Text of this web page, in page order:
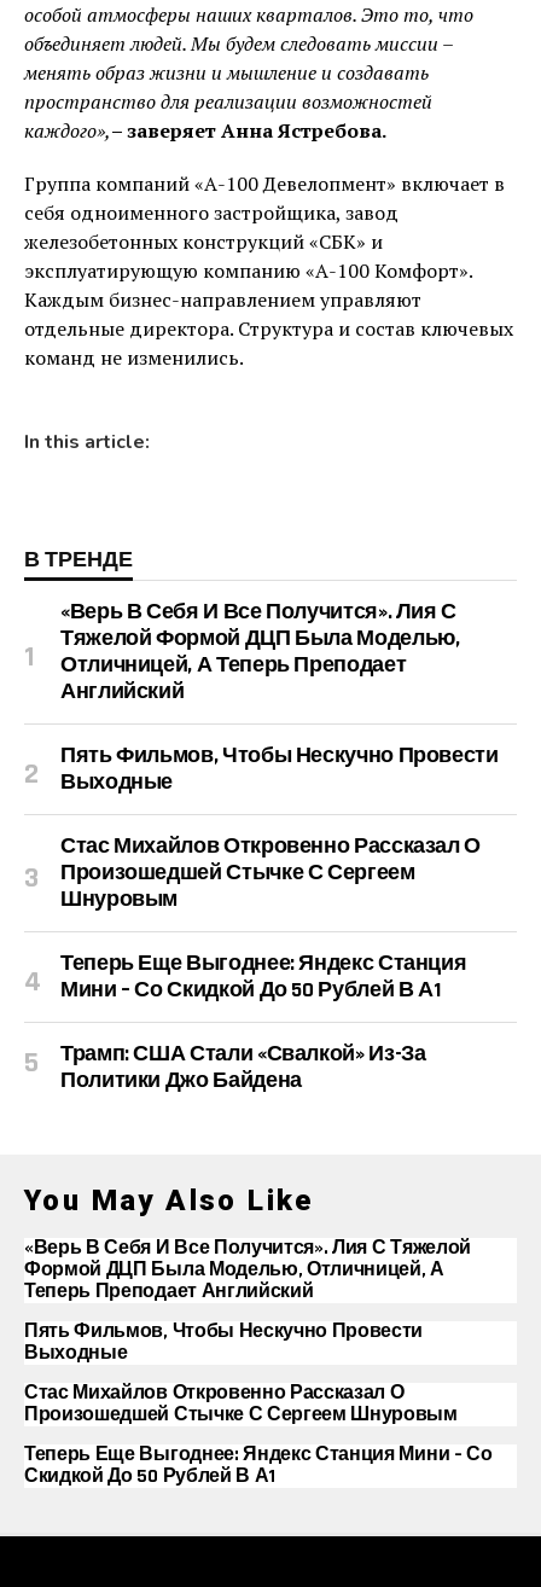
особой атмосферы наших кварталов. Это то, что
объединяет людей. Мы будем следовать миссии –
менять образ жизни и мышление и создавать
пространство для реализации возможностей
каждого»,– заверяет Анна Ястребова.
Группа компаний «А-100 Девелопмент» включает в
себя одноименного застройщика, завод
железобетонных конструкций «СБК» и
эксплуатирующую компанию «А-100 Комфорт».
Каждым бизнес-направлением управляют
отдельные директора. Структура и состав ключевых
команд не изменились.
In this article:
В ТРЕНДЕ
«Верь В Себя И Все Получится». Лия С
Тяжелой Формой ДЦП Была Моделью,
Отличницей, А Теперь Преподает
Английский
Пять Фильмов, Чтобы Нескучно Провести
Выходные
Стас Михайлов Откровенно Рассказал О
Произошедшей Стычке С Сергеем
Шнуровым
Теперь Еще Выгоднее: Яндекс Станция
Мини – Со Скидкой До 50 Рублей В А1
Трамп: США Стали «свалкой» Из-За
Политики Джо Байдена
You May Also Like
«Верь В Себя И Все Получится». Лия С Тяжелой
Формой ДЦП Была Моделью, Отличницей, А
Теперь Преподает Английский
Пять Фильмов, Чтобы Нескучно Провести
Выходные
Стас Михайлов Откровенно Рассказал О
Произошедшей Стычке С Сергеем Шнуровым
Теперь Еще Выгоднее: Яндекс Станция Мини – Со
Скидкой До 50 Рублей В А1